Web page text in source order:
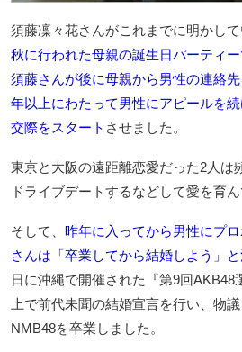
須藤凜々花さんがこれまでに明かして
秋に行われた母親の誕生日パーティ
須藤さんが後に母親から男性の連絡
年以上にわたって男性にアピールを
交際をスタート させました。
東京と大阪の遠距離恋愛だった2人は
ドライブデートするなどして愛を育ん
そして、 昨年に入ってから男性にプ
さんは「卒業してから結婚しよう」
日に沖縄で開催された『第9回AKB48
上で前代未聞の結婚宣言を行い、物
NMB48を卒業しました。